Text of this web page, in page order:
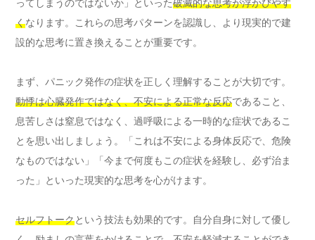
ってしまうのではないか」といった破滅的な思考が浮かびやす
くなります。これらの思考パターンを認識し、より現実的で建
設的な思考に置き換えることが重要です。
まず、パニック発作の症状を正しく理解することが大切です。
動悸は心臓発作ではなく、不安による正常な反応であること、
息苦しさは窒息ではなく、過呼吸による一時的な症状であるこ
とを思い出しましょう。「これは不安による身体反応で、危険
なものではない」「今まで何度もこの症状を経験し、必ず治ま
った」といった現実的な思考を心がけます。
セルフトークという技法も効果的です。自分自身に対して優し